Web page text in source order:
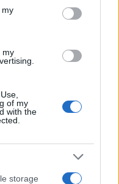
my
my
of my
with the
storage